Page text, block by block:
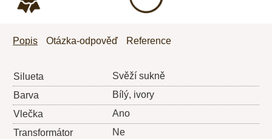
Popis Otázka-odpověď Reference
Silueta
Svěží sukně
Barva
Bílý, ivory
Vlečka
Ano
Transformátor
Ne